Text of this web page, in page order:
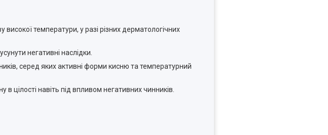
температури, у разі різних дерматологічних
негативні наслідки.
серед яких активні форми кисню та температурний
цілості навіть під впливом негативних чинників.